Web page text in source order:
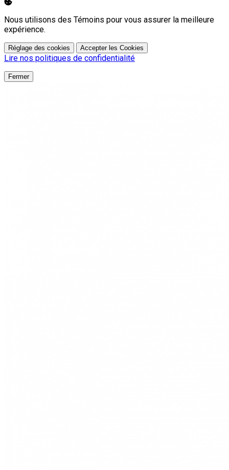
Nous utilisons des Témoins pour vous assurer la meilleure
expérience.
Réglage des cookies Accepter les Cookies
Lire nos politiques de confidentialité
Fermer